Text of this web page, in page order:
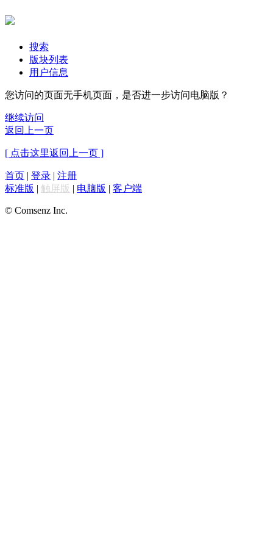
搜索
版块列表
用户信息
您访问的页面无手机页面，是否进一步访问电脑版？
继续访问
返回上一页
[ 点击这里返回上一页 ]
首页 | 登录 | 注册
标准版 | 触屏版 | 电脑版 | 客户端
© Comsenz Inc.